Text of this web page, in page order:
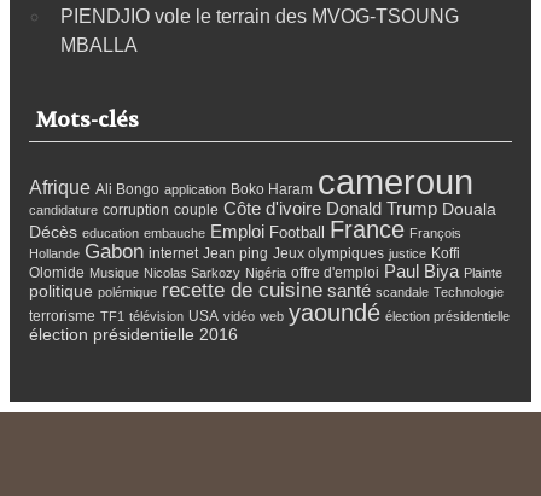
PIENDJIO vole le terrain des MVOG-TSOUNG
MBALLA
Mots-clés
Afrique Ali Bongo application Boko Haram cameroun
candidature corruption couple Côte d'ivoire Donald Trump Douala
Décès education embauche Emploi Football France François
Hollande Gabon internet Jean ping Jeux olympiques justice Koffi
Olomide Musique Nicolas Sarkozy Nigéria offre d'emploi Paul Biya Plainte
politique polémique recette de cuisine santé scandale Technologie
terrorisme TF1 télévision USA vidéo web yaoundé élection présidentielle
élection présidentielle 2016